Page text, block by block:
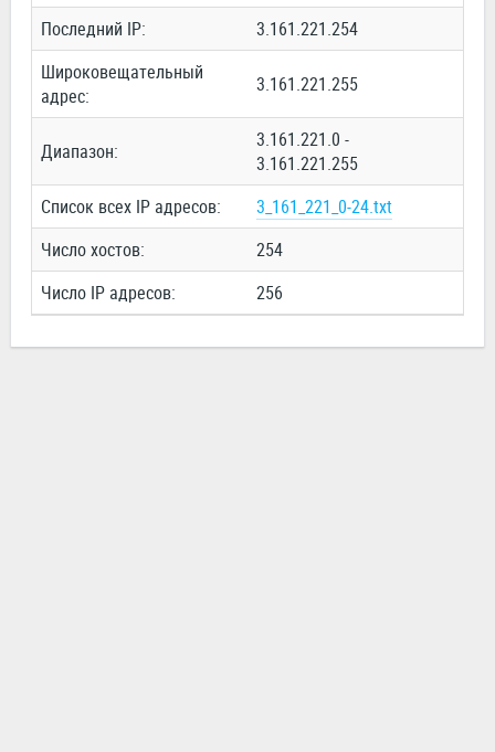
Последний IP:
3.161.221.254
Широковещательный
адрес:
3.161.221.255
Диапазон:
3.161.221.0 -
3.161.221.255
Список всех IP адресов:
3_161_221_0-24.txt
Число хостов:
254
Число IP адресов:
256